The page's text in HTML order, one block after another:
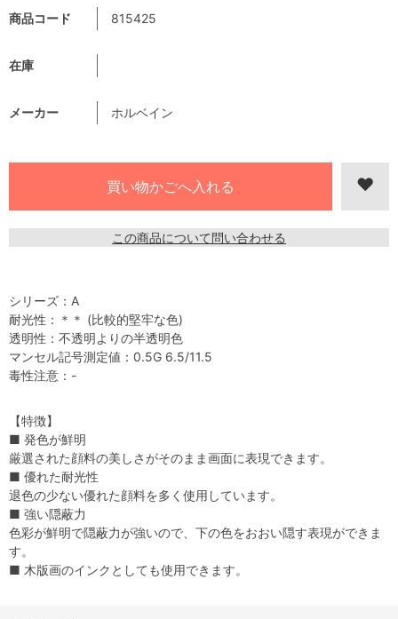
商品コード 815425
在庫
メーカー ホルベイン
この商品について問い合わせる
シリーズ：A
耐光性：＊＊ (比較的堅牢な色)
透明性：不透明よりの半透明色
マンセル記号測定値：0.5G 6.5/11.5
毒性注意：-
【特徴】
■ 発色が鮮明
厳選された顔料の美しさがそのまま画面に表現できます。
■ 優れた耐光性
退色の少ない優れた顔料を多く使用しています。
■ 強い隠蔽力
色彩が鮮明で隠蔽力が強いので、下の色をおおい隠す表現ができま
す。
■ 木版画のインクとしても使用できます。